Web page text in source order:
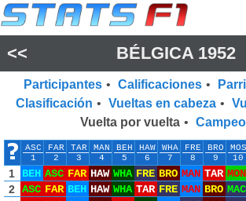
<< BÉLGICA 1952
Participantes • Calificaciones •
Clasificación • Vueltas en cabeza •
Vuelta por vuelta •
ASC
1
FAR
2
TAR
3
MAN
4
BEH
5
HAW
6
WHA
7
FRE
8
BRO
9
MOS
10
1 BEH ASC FAR HAW WHA FRE BRO MAN TAR MON
2
ASC FAR BEH HAW WHA TAR FRE MAN BRO MAC